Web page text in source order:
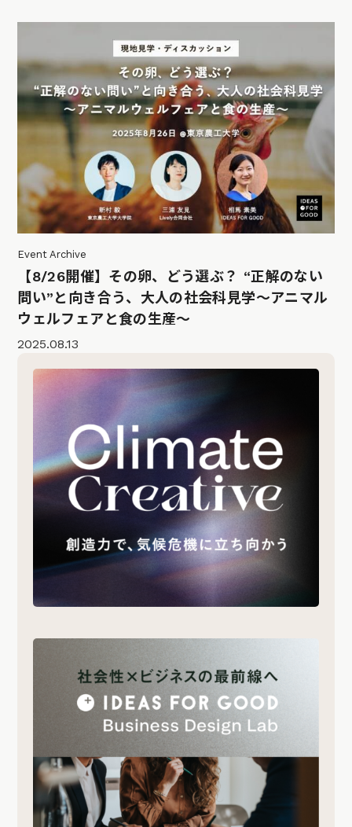
Event Archive
【8/26開催】その卵、どう選ぶ？ “正解のない
問い”と向き合う、大人の社会科見学〜アニマル
ウェルフェアと食の生産〜
2025.08.13